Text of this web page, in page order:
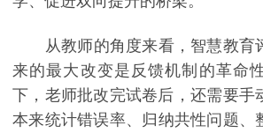
从教师的角度来看，智慧教育
来的最大改变是反馈机制的革命
下，老师批改完试卷后，还需要手
本来统计错误率、归纳共性问题